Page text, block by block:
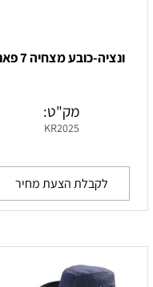
ונציה-כובע מצחיה 7 פאנ
מק"ט:
KR2025
לקבלת הצעת מחיר